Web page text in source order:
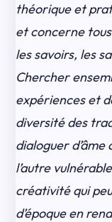
théorique et
et concerne
les savoirs, les
Chercher
expériences et
diversité des
dialoguer
l’autre
créativité qui
d’époque en